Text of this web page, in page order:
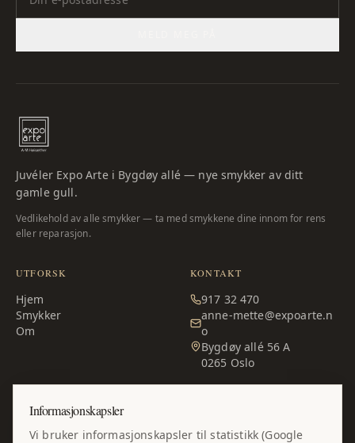
Juvéler Expo Arte i Bygdøy allé — nye smykker av ditt
gamle gull.
Vedlikehold av alle smykker — ta med smykkene dine innom for rens
eller reparasjon.
UTFORSK
Hjem
Smykker
Om
KONTAKT
917 32 470
anne-mette@expoarte.n
o
Bygdøy allé 56 A
0265 Oslo
ÅPNINGSTIDER
Man – fre:10:00–17:00
Informasjonskapsler
Vi bruker informasjonskapsler til statistikk (Google